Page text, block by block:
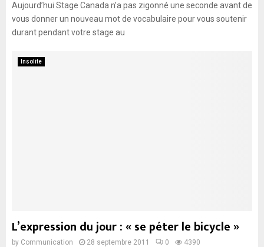
Aujourd’hui Stage Canada n’a pas zigonné une seconde avant de
vous donner un nouveau mot de vocabulaire pour vous soutenir
durant pendant votre stage au
Insolite
L’expression du jour : « se péter le bicycle »
by Communication 28 septembre 2011 0 4390